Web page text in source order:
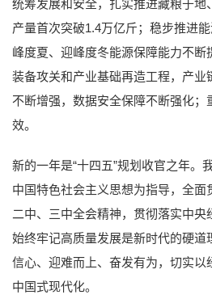
统筹发展和安全，扎实推进藏粮于地
产量首次突破1.4万亿斤；稳步推进
峰度夏、迎峰度冬能源保障能力不断
装备攻关和产业基础再造工程，产业
不断增强，数据安全保障不断强化；
效。
新的一年是“十四五”规划收官之年。
中国特色社会主义思想为指导，全面
二中、三中全会精神，贯彻落实中央
始终牢记高质量发展是新时代的硬道
信心、迎难而上、奋发有为，切实以
中国式现代化。